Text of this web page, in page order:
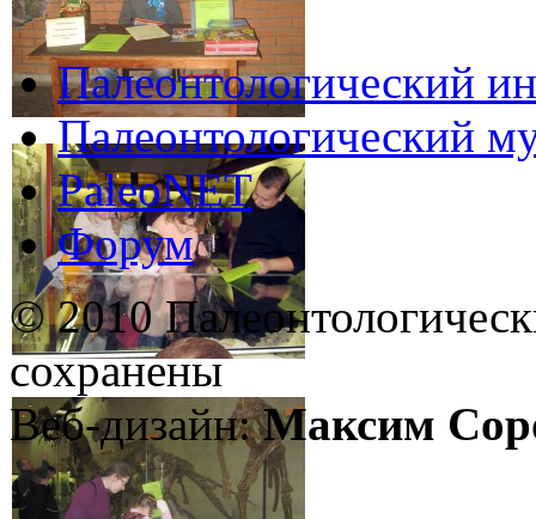
Палеонтологический
Палеонтологический
PaleoNET
Форум
© 2010
сохранены
Веб-дизайн:Максим